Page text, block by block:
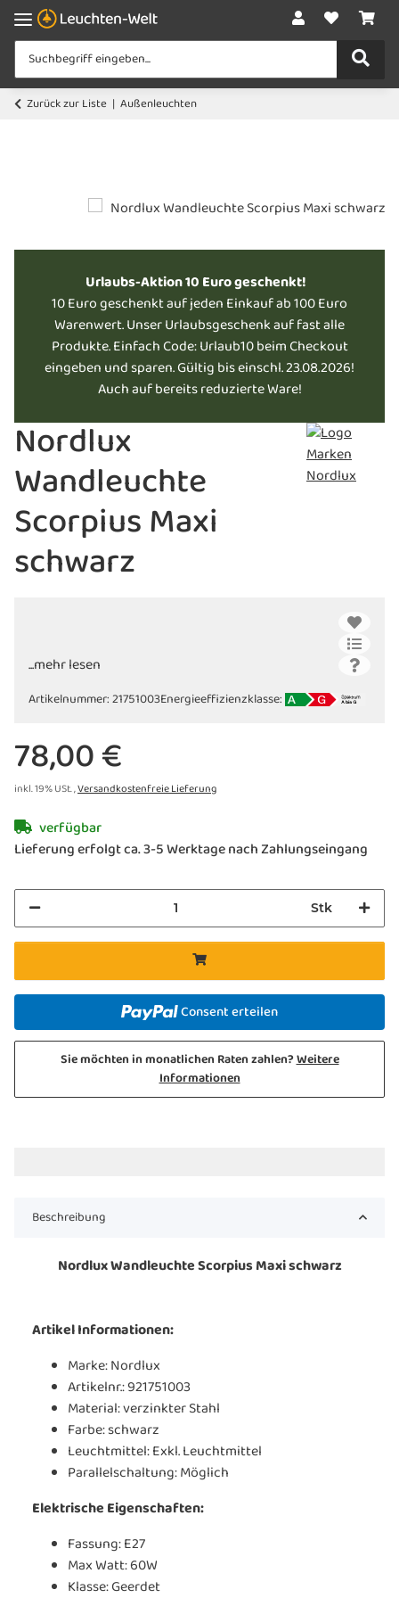
Zurück zur Liste Außenleuchten
Urlaubs-Aktion 10 Euro geschenkt!
10 Euro geschenkt auf jeden Einkauf ab 100 Euro
Warenwert. Unser Urlaubsgeschenk auf fast alle
Produkte. Einfach Code: Urlaub10 beim Checkout
eingeben und sparen. Gültig bis einschl. 23.08.2026!
Auch auf bereits reduzierte Ware!
Nordlux
Wandleuchte
Scorpius Maxi
schwarz
...mehr lesen
Artikelnummer:21751003Energieeffizienzklasse:
78,00 €
inkl. 19% USt. ,Versandkostenfreie Lieferung
verfügbar
Lieferung erfolgt ca. 3-5 Werktage nach Zahlungseingang
Stk
Consent erteilen
Sie möchten in monatlichen Raten zahlen?Weitere
Informationen
Beschreibung
Nordlux Wandleuchte Scorpius Maxi schwarz
Artikel Informationen:
Marke: Nordlux
Artikelnr.:921751003
Material: verzinkter Stahl
Farbe: schwarz
Leuchtmittel:Exkl. Leuchtmittel
Parallelschaltung:Möglich
Elektrische Eigenschaften:
Fassung:E27
Max Watt:60W
Klasse:Geerdet